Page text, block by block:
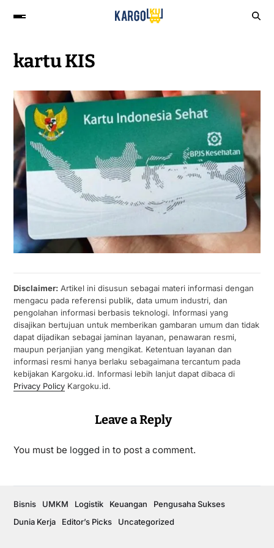
kartu KIS
Disclaimer:Artikel ini disusun sebagai materi informasi dengan
mengacu pada referensi publik, data umum industri, dan
pengolahan informasi berbasis teknologi. Informasi yang
disajikan bertujuan untuk memberikan gambaran umum dan tidak
dapat dijadikan sebagai jaminan layanan, penawaran resmi,
maupun perjanjian yang mengikat. Ketentuan layanan dan
informasi resmi hanya berlaku sebagaimana tercantum pada
kebijakan Kargoku.id. Informasi lebih lanjut dapat dibaca di
Privacy PolicyKargoku.id.
Leave a Reply
You must be logged in to post a comment.
Bisnis UMKM Logistik Keuangan
Pengusaha Sukses
Dunia Kerja
Editor’s Picks Uncategorized